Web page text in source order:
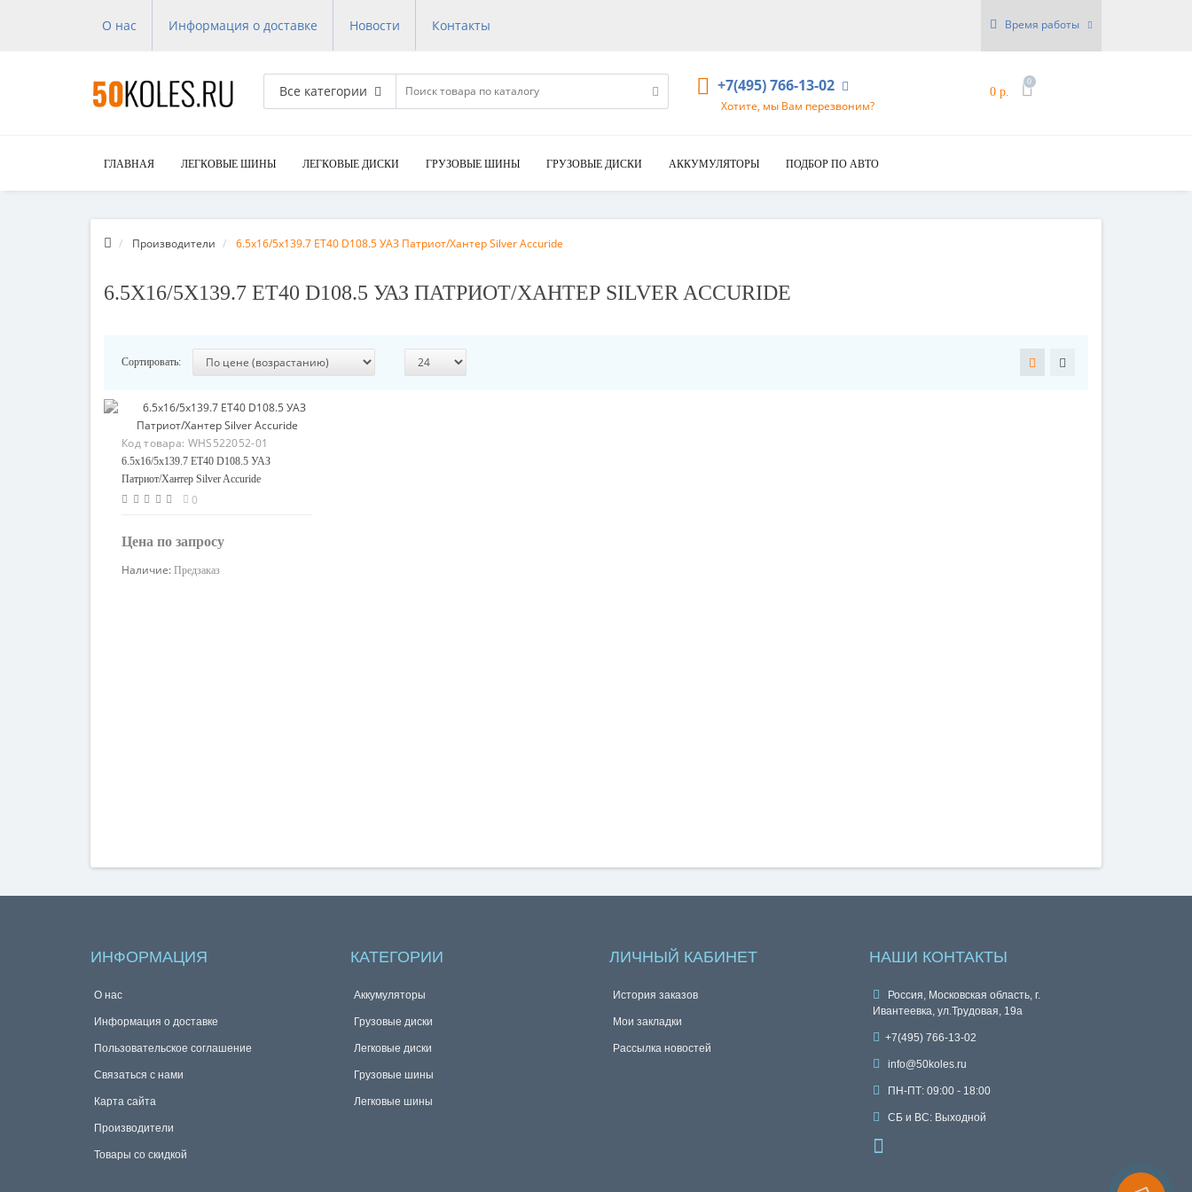
О нас Информация о доставке Новости Контакты Время работы
Все категории +7(495) 766-13-02
Хотите, мы Вам перезвоним?
0 р.
0
ГЛАВНАЯ ЛЕГКОВЫЕ ШИНЫ ЛЕГКОВЫЕ ДИСКИ ГРУЗОВЫЕ ШИНЫ ГРУЗОВЫЕ ДИСКИ АККУМУЛЯТОРЫ ПОДБОР ПО АВТО
Производители 6.5x16/5x139.7 ET40 D108.5 УАЗ Патриот/Хантер Silver Accuride
6.5X16/5X139.7 ET40 D108.5 УАЗ ПАТРИОТ/ХАНТЕР SILVER ACCURIDE
Сортировать:
Код товара: WHS522052-01
6.5x16/5x139.7 ET40 D108.5 УАЗ
Патриот/Хантер Silver Accuride
0
Цена по запросу
Узнать цену
Наличие: Предзаказ
ИНФОРМАЦИЯ
О нас
Информация о доставке
Пользовательское соглашение
Связаться с нами
Карта сайта
Производители
Товары со скидкой
КАТЕГОРИИ
Аккумуляторы
Грузовые диски
Легковые диски
Грузовые шины
Легковые шины
ЛИЧНЫЙ КАБИНЕТ
История заказов
Мои закладки
Рассылка новостей
НАШИ КОНТАКТЫ
Россия, Московская область, г.
Ивантеевка, ул.Трудовая, 19а
+7(495) 766-13-02
info@50koles.ru
ПН-ПТ: 09:00 - 18:00
СБ и ВС: Выходной